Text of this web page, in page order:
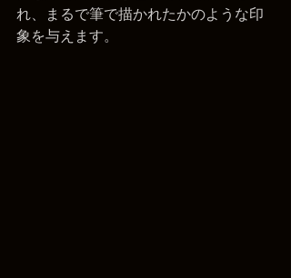
れ、まるで筆で描かれたかのような印
象を与えます。